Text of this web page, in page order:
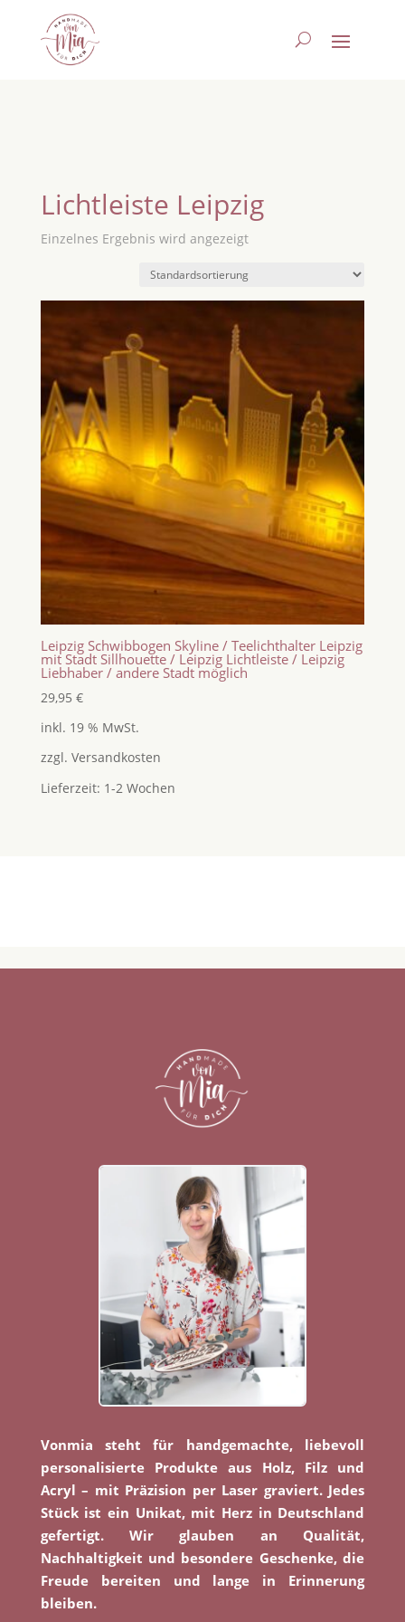
Lichtleiste Leipzig
Einzelnes Ergebnis wird angezeigt
Leipzig Schwibbogen Skyline / Teelichthalter Leipzig
mit Stadt Sillhouette / Leipzig Lichtleiste / Leipzig
Liebhaber / andere Stadt möglich
29,95 €
inkl. 19 % MwSt.
zzgl. Versandkosten
Lieferzeit: 1-2 Wochen
Vonmia steht für handgemachte, liebevoll
personalisierte Produkte aus Holz, Filz und
Acryl – mit Präzision per Laser graviert. Jedes
Stück ist ein Unikat, mit Herz in Deutschland
gefertigt. Wir glauben an Qualität,
Nachhaltigkeit und besondere Geschenke, die
Freude bereiten und lange in Erinnerung
bleiben.